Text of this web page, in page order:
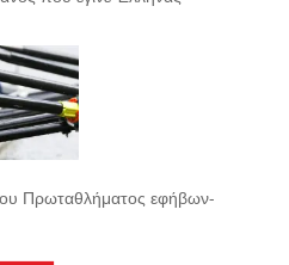
Πρωταθλήματος εφήβων-